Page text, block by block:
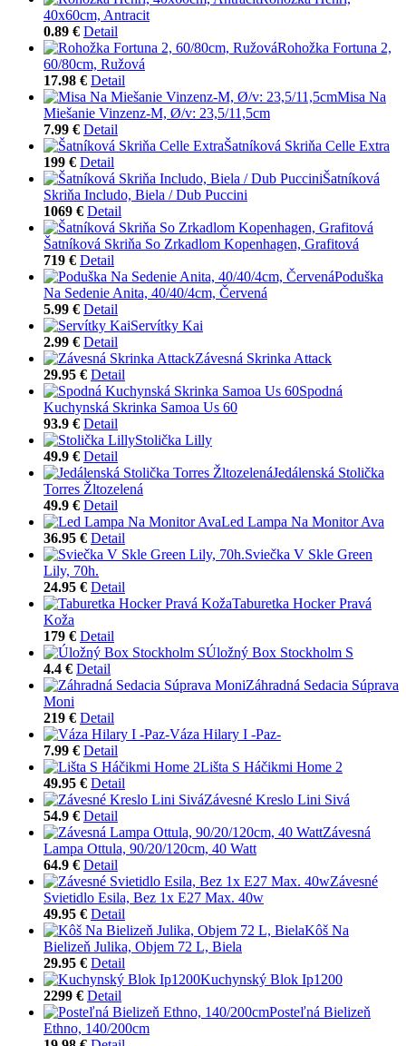
40x60cm, Antracit
0.89 € Detail
Rohožka Fortuna 2,
60/80cm, Ružová
17.98 € Detail
Misa Na
Miešanie Vinzenz-M, Ø/v: 23,5/11,5cm
7.99 € Detail
Šatníková Skriňa Celle Extra
199 € Detail
Šatníková
Skriňa Includo, Biela / Dub Puccini
1069 € Detail
Šatníková Skriňa So Zrkadlom Kopenhagen, Grafitová
719 € Detail
Poduška
Na Sedenie Anita, 40/40/4cm, Červená
5.99 € Detail
Servítky Kai
2.99 € Detail
Závesná Skrinka Attack
29.95 € Detail
Spodná
Kuchynská Skrinka Samoa Us 60
93.9 € Detail
Stolička Lilly
49.9 € Detail
Jedálenská Stolička
Torres Žltozelená
49.9 € Detail
Led Lampa Na Monitor Ava
36.95 € Detail
Sviečka V Skle Green
Lily, 70h.
24.95 € Detail
Taburetka Hocker Pravá
Koža
179 € Detail
Úložný Box Stockholm S
4.4 € Detail
Záhradná Sedacia Súprava
Moni
219 € Detail
Váza Hilary I -Paz-
7.99 € Detail
Lišta S Háčikmi Home 2
49.95 € Detail
Závesné Kreslo Lini Sivá
54.9 € Detail
Závesná
Lampa Ottula, 90/20/120cm, 40 Watt
64.9 € Detail
Závesné
Svietidlo Esila, Bez 1x E27 Max. 40w
49.95 € Detail
Kôš Na
Bielizeň Julika, Objem 72 L, Biela
29.95 € Detail
Kuchynský Blok Ip1200
2299 € Detail
Posteľná Bielizeň
Ethno, 140/200cm